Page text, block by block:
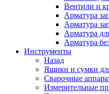
Вентили и
Арматура
Арматура
Арматура
Арматура
Инструменты
Назад
Ящики и сумки
Сварочные
Измерительные